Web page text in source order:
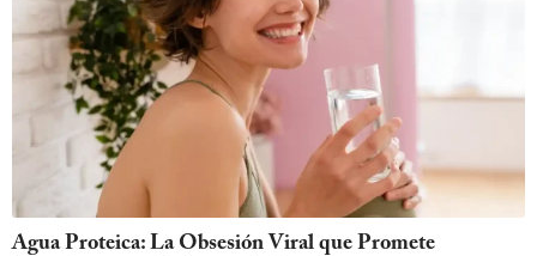
Agua Proteica: La Obsesión Viral que Promete